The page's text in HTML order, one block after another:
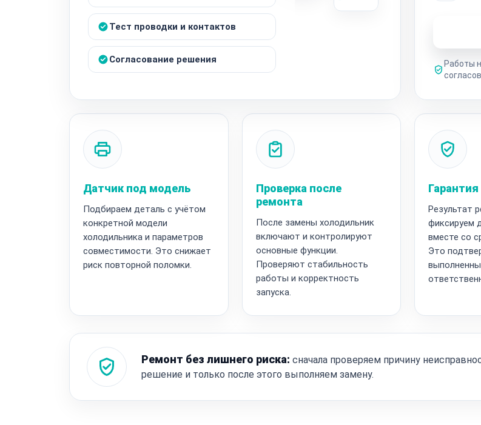
Тест проводки и контактов
Согласование решения
Работы
Датчик под модель
Подбираем деталь с учётом
конкретной модели
холодильника и параметров
совместимости. Это снижает
риск повторной поломки.
Проверка после
ремонта
После замены холодильник
включают и контролируют
основные функции.
Проверяют стабильность
работы и корректность
запуска.
Результат
фиксируем
вместе со
Это
Ремонт без лишнего риска: сначала проверяем причину
решение и только после этого выполняем замену.